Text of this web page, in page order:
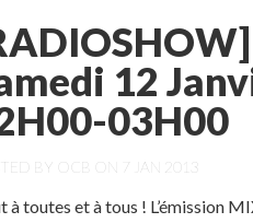
12
03H00
BY OCB ON 7 JAN 2013
à toutes et à tous ! L’émission